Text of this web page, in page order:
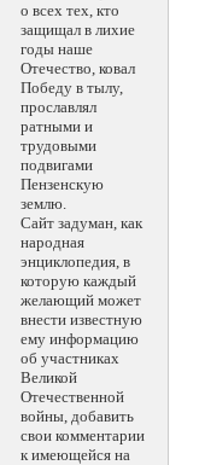
о всех тех, кто
защищал в лихие
годы наше
Отечество, ковал
Победу в тылу,
прославлял
ратными и
трудовыми
подвигами
Пензенскую
землю.
Сайт задуман, как
народная
энциклопедия, в
которую каждый
желающий может
внести известную
ему информацию
об участниках
Великой
Отечественной
войны, добавить
свои комментарии
к имеющейся на